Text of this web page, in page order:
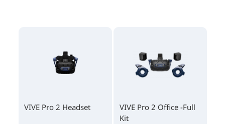
VIVE Pro 2 Headset
VIVE Pro 2 Office -Full
Kit